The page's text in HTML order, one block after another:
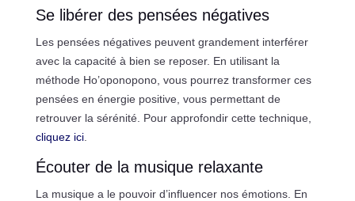
Se libérer des pensées négatives
Les pensées négatives peuvent grandement interférer
avec la capacité à bien se reposer. En utilisant la
méthode Ho’oponopono, vous pourrez transformer ces
pensées en énergie positive, vous permettant de
retrouver la sérénité. Pour approfondir cette technique,
cliquez ici.
Écouter de la musique relaxante
La musique a le pouvoir d’influencer nos émotions. En